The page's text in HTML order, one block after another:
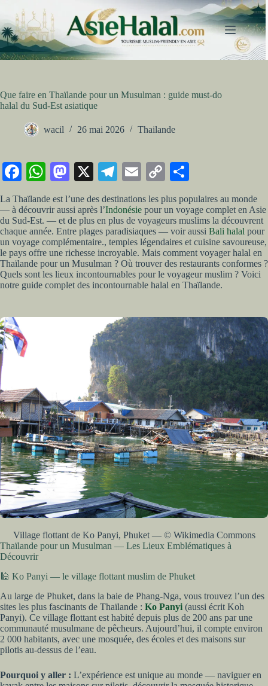
contenu
Que faire en Thaïlande pour un Musulman : guide must-do
halal du Sud-Est asiatique
wacil 26 mai 2026 Thailande
Fa
ce
bo
ok
W
ha
ts
A
pp
M
as
to
do
n
X
Te
le
gr
a
m
E
m
ail
C
op
y
Li
nk
rt
ag
er
La Thaïlande est l’une des destinations les plus populaires au monde
— à découvrir aussi après l’Indonésie pour un voyage complet en Asie
du Sud-Est. — et de plus en plus de voyageurs muslims la découvrent
chaque année. Entre plages paradisiaques — voir aussi Bali halal pour
un voyage complémentaire., temples légendaires et cuisine savoureuse,
le pays offre une richesse incroyable. Mais comment voyager halal en
Thaïlande pour un Musulman ? Où trouver des restaurants conformes ?
Quels sont les lieux incontournables pour le voyageur muslim ? Voici
notre guide complet des incontournable halal en Thaïlande.
Village flottant de Ko Panyi, Phuket — © Wikimedia Commons
Thaïlande pour un Musulman — Les Lieux Emblématiques à
Découvrir
🕌 Ko Panyi — le village flottant muslim de Phuket
Au large de Phuket, dans la baie de Phang-Nga, vous trouvez l’un des
sites les plus fascinants de Thaïlande : Ko Panyi (aussi écrit Koh
Panyi). Ce village flottant est habité depuis plus de 200 ans par une
communauté musulmane de pêcheurs. Aujourd’hui, il compte environ
2 000 habitants, avec une mosquée, des écoles et des maisons sur
pilotis au-dessus de l’eau.
Pourquoi y aller : L’expérience est unique au monde — naviguer en